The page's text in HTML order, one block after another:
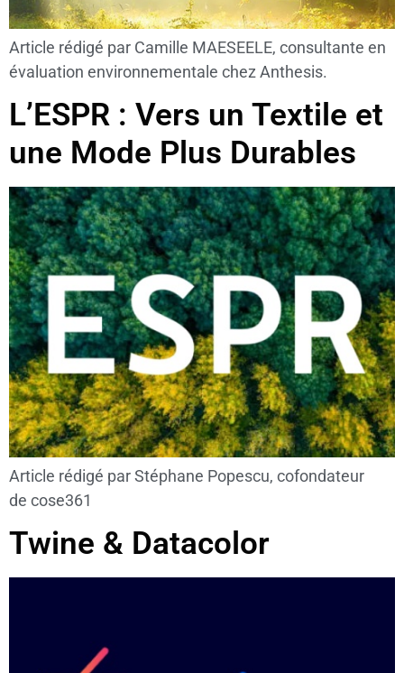
Article rédigé par Camille MAESEELE, consultante en
évaluation environnementale chez Anthesis.
L’ESPR : Vers un Textile et
une Mode Plus Durables
Article rédigé par Stéphane Popescu, cofondateur
de cose361
Twine & Datacolor